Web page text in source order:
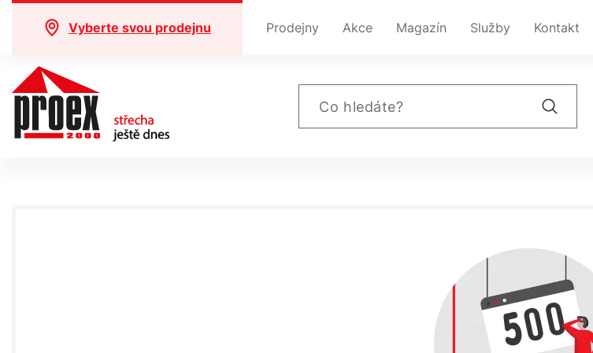
Vyberte svou prodejnu Prodejny Akce Magazín Služby Kontakt